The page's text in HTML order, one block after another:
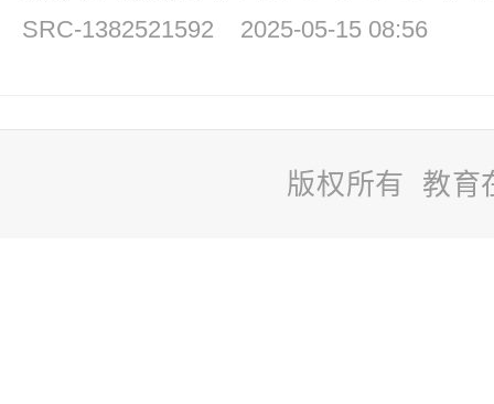
SRC-1382521592 2025-05-15 08:56
版权所有 教育